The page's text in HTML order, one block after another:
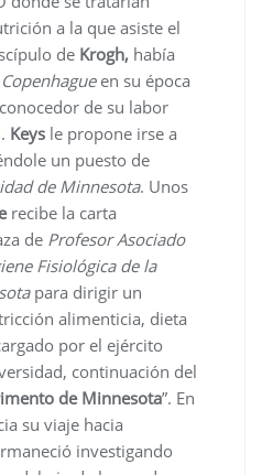
a la que asiste el
de Krogh, había
Copenhagueen su época
de su labor
Keys le propone irse a
un puesto de
de Minnesota. Unos
recibe la carta
de Profesor Asociado
Fisiológica de la
para dirigir un
alimenticia, dieta
por el ejército
continuación del
de Minnesota”. En
su viaje hacia
investigando